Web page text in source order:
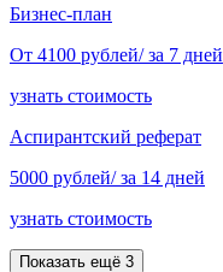
Бизнес-план
От 4100 рублей/ за 7 дней
узнать стоимость
Аспирантский реферат
5000 рублей/ за 14 дней
узнать стоимость
Показать ещё 3